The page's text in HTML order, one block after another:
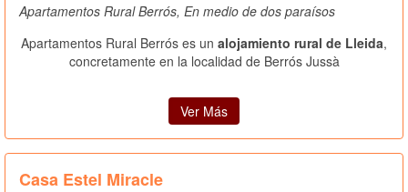
Apartamentos Rural Berrós, En medio de dos paraísos
Apartamentos Rural Berrós es un alojamiento rural de Lleida,
concretamente en la localidad de Berrós Jussà
Ver Más
Casa Estel Miracle